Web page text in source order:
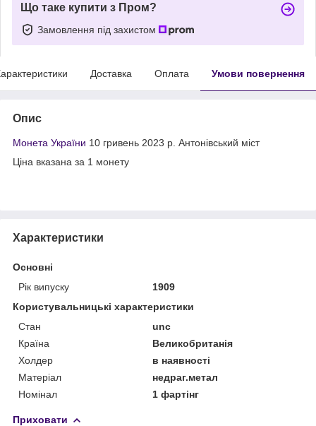
Що таке купити з Пром?
Замовлення під захистом
Доставка Оплата Умови повернення
Опис
Монета України 10 гривень 2023 р. Антонівський міст
Ціна вказана за 1 монету
Характеристики
Основні
Рік випуску
1909
Користувальницькі характеристики
Стан
unc
Країна
Великобританія
Холдер
в наявності
Матеріал
недраг.метал
Номінал
1 фартінг
Приховати